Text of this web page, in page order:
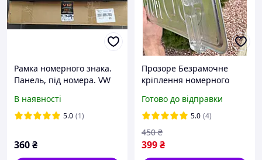
Рамка номерного знака.
Панель, під номера. VW
ОРИГИНАЛ.
В наявності
5.0 (1)
360₴
Прозоре Безрамочне
кріплення номерного
номерного знаку
Готово до відправки
5.0 (4)
399₴
450 ₴